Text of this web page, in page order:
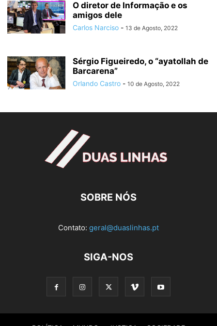
O diretor de Informação e os
amigos dele
Carlos Narciso - 13 de Agosto, 2022
Sérgio Figueiredo, o “ayatollah de
Barcarena”
Orlando Castro - 10 de Agosto, 2022
SOBRE NÓS
Contato: geral@duaslinhas.pt
SIGA-NOS